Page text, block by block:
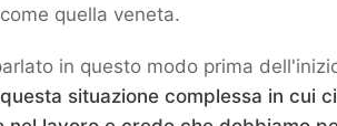
quella veneta.
in questo modo prima
situazione complessa in cui